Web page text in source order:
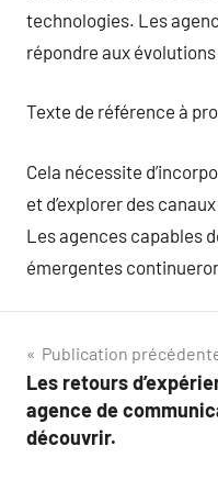
technologies. Les
répondre aux
Texte de référence à
Cela nécessite
et d’explorer des
Les agences capables
émergentes
Navigation
de
l’article
Publication
Les retours
agence de
découvrir.